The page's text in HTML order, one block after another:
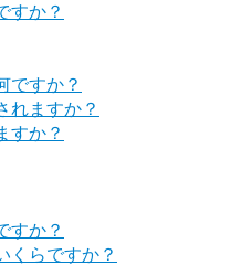
すか？
ですか？
れますか？
すか？
すか？
くらですか？